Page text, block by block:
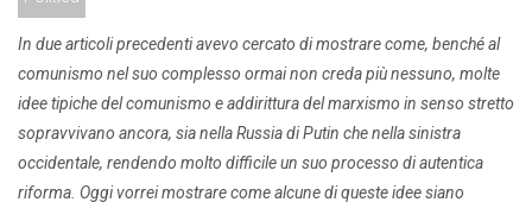
In due articoli precedenti avevo cercato di mostrare come, benché al
comunismo nel suo complesso ormai non creda più nessuno, molte
idee tipiche del comunismo e addirittura del marxismo in senso stretto
sopravvivano ancora, sia nella Russia di Putin che nella sinistra
occidentale, rendendo molto difficile un suo processo di autentica
riforma. Oggi vorrei mostrare come alcune di queste idee siano